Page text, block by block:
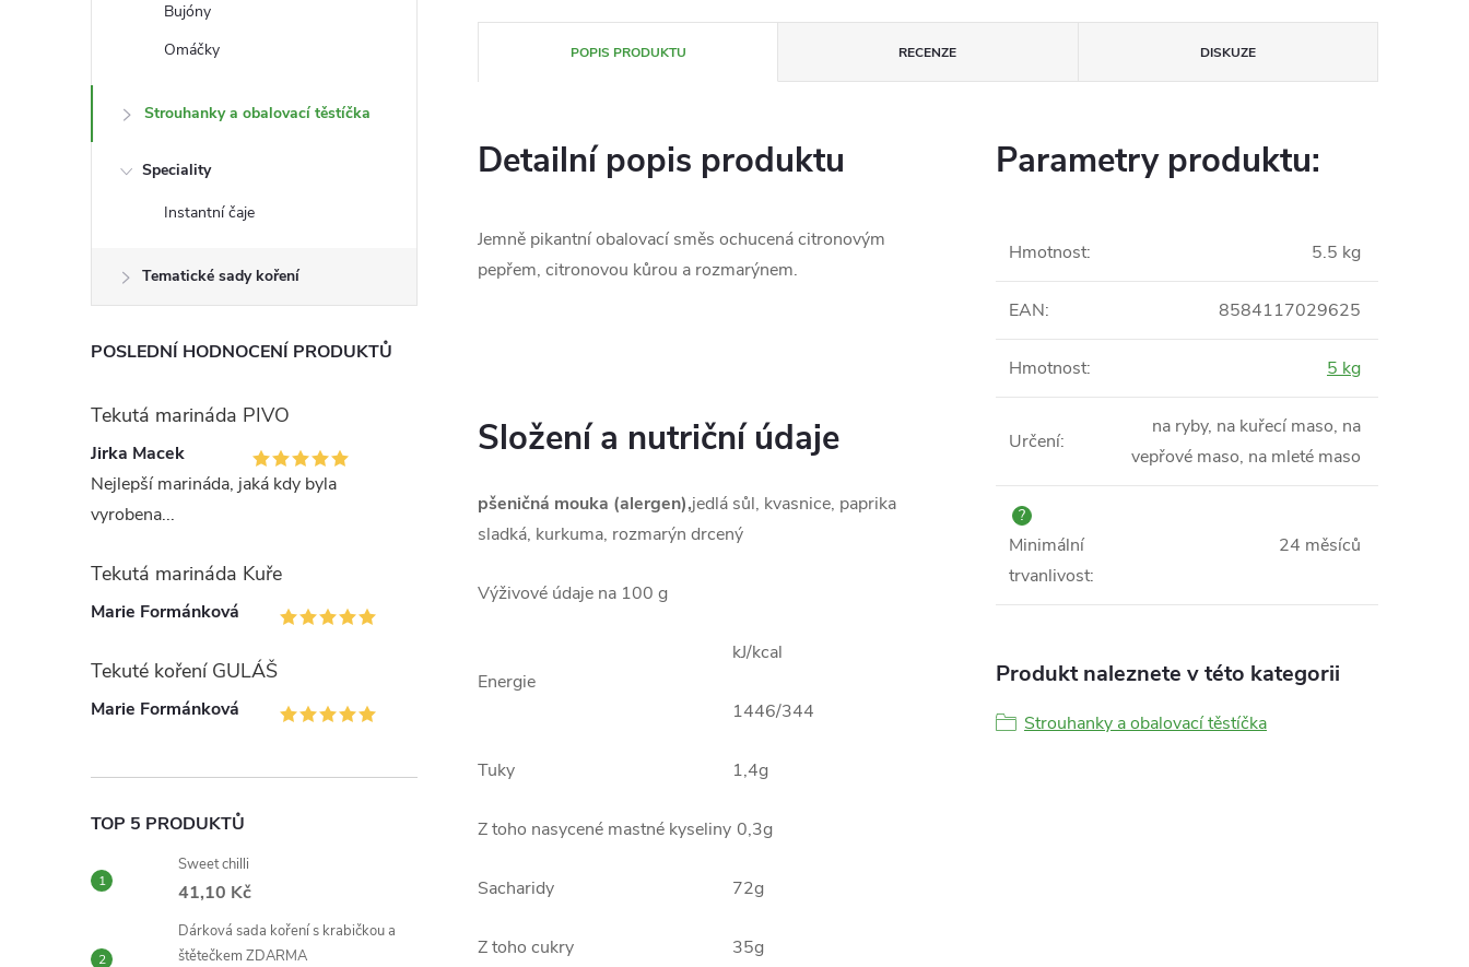
Bujóny
Omáčky
Strouhanky a obalovací těstíčka
Speciality
Instantní čaje
Tematické sady koření
POSLEDNÍ HODNOCENÍ PRODUKTŮ
Tekutá marináda PIVO
Jirka Macek
Nejlepší marináda, jaká kdy byla
vyrobena...
Tekutá marináda Kuře
Marie Formánková
Tekuté koření GULÁŠ
Marie Formánková
TOP 5 PRODUKTŮ
Sweet chilli
41,10 Kč
Dárková sada koření s krabičkou a
štětečkem ZDARMA
POPIS PRODUKTU RECENZE DISKUZE
Detailní popis produktu
Jemně pikantní obalovací směs ochucená citronovým
pepřem, citronovou kůrou a rozmarýnem.
Složení a nutriční údaje
pšeničná mouka (alergen),jedlá sůl, kvasnice, paprika
sladká, kurkuma, rozmarýn drcený
Výživové údaje na 100 g
Energie
kJ/kcal
1446/344
Tuky
Z toho nasycené mastné kyseliny
1,4g
0,3g
Sacharidy
Z toho cukry
72g
35g
Parametry produktu:
Hmotnost: 5.5 kg
EAN: 8584117029625
Hmotnost: 5 kg
Určení:
na ryby, na kuřecí maso, na
vepřové maso, na mleté maso
?
Minimální
trvanlivost:
24 měsíců
Produkt naleznete v této kategorii
Strouhanky a obalovací těstíčka